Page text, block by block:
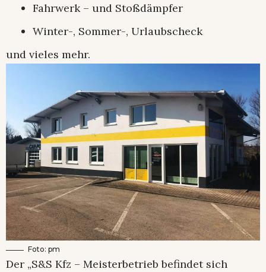
Fahrwerk – und Stoßdämpfer
Winter-, Sommer-, Urlaubscheck
und vieles mehr.
Foto: pm
Der „S&S Kfz – Meisterbetrieb befindet sich